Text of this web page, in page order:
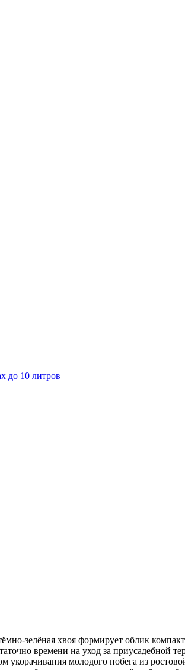
до 10 литров
зелёная хвоя формирует облик
времени на уход за приусадебной
укорачивания молодого побега из